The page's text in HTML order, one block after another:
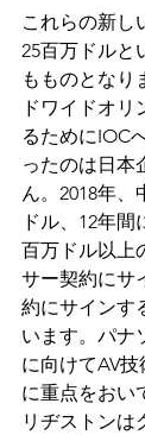
これらの新し
25百万ドルと
もものとなり
ドワイドオ
るためにIOC
ったのは日本
ん。2018年
ドル、12年
百万ドル以上
サー契約にサ
約にサインす
います。パナ
に向けてAV
に重点をおい
リヂストンは